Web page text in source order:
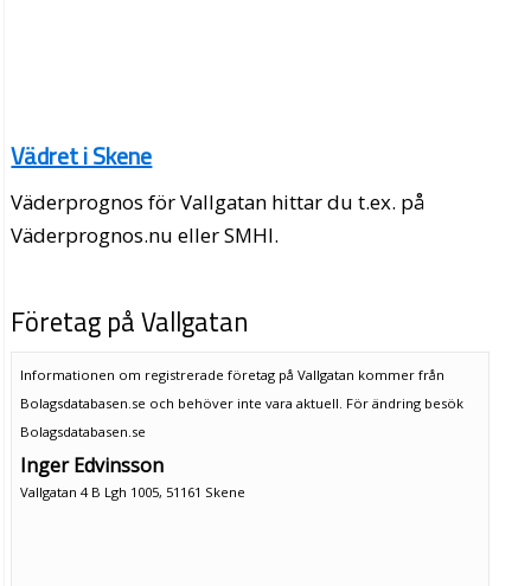
Vädret i Skene
Väderprognos för Vallgatan hittar du t.ex. på
Väderprognos.nu eller SMHI.
Företag på Vallgatan
Informationen om registrerade företag på Vallgatan kommer från
Bolagsdatabasen.se och behöver inte vara aktuell. För ändring besök
Bolagsdatabasen.se
Inger Edvinsson
Vallgatan 4 B Lgh 1005, 51161 Skene